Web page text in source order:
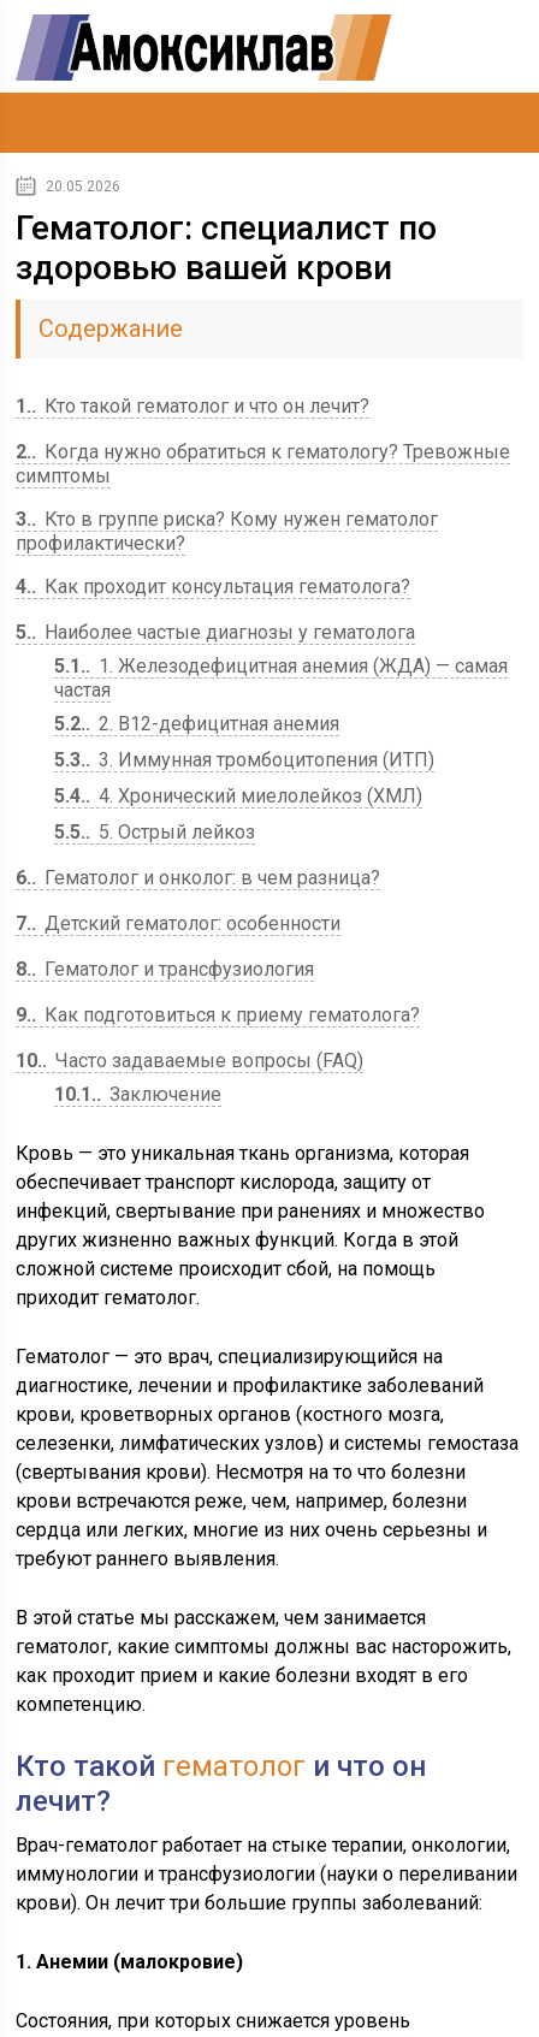
20.05.2026
Гематолог: специалист по
здоровью вашей крови
Содержание
1.
Кто такой гематолог и что он лечит?
2.
Когда нужно обратиться к гематологу? Тревожные
симптомы
3.
Кто в группе риска? Кому нужен гематолог
профилактически?
4.
Как проходит консультация гематолога?
5.
Наиболее частые диагнозы у гематолога
5.1.
1. Железодефицитная анемия (ЖДА) — самая
частая
5.2.
2. В12-дефицитная анемия
5.3.
3. Иммунная тромбоцитопения (ИТП)
5.4.
4. Хронический миелолейкоз (ХМЛ)
5.5.
5. Острый лейкоз
6.
Гематолог и онколог: в чем разница?
7.
Детский гематолог: особенности
8.
Гематолог и трансфузиология
9.
Как подготовиться к приему гематолога?
10.
Часто задаваемые вопросы (FAQ)
10.1.
Заключение
Кровь — это уникальная ткань организма, которая
обеспечивает транспорт кислорода, защиту от
инфекций, свертывание при ранениях и множество
других жизненно важных функций. Когда в этой
сложной системе происходит сбой, на помощь
приходит гематолог.
Гематолог — это врач, специализирующийся на
диагностике, лечении и профилактике заболеваний
крови, кроветворных органов (костного мозга,
селезенки, лимфатических узлов) и системы гемостаза
(свертывания крови). Несмотря на то что болезни
крови встречаются реже, чем, например, болезни
сердца или легких, многие из них очень серьезны и
требуют раннего выявления.
В этой статье мы расскажем, чем занимается
гематолог, какие симптомы должны вас насторожить,
как проходит прием и какие болезни входят в его
компетенцию.
Кто такой гематолог и что он
лечит?
Врач-гематолог работает на стыке терапии, онкологии,
иммунологии и трансфузиологии (науки о переливании
крови). Он лечит три большие группы заболеваний:
1. Анемии (малокровие)
Состояния, при которых снижается уровень